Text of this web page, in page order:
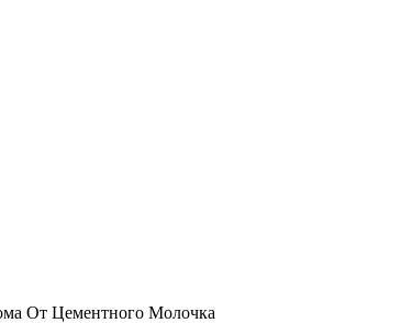
От Цементного Молочка